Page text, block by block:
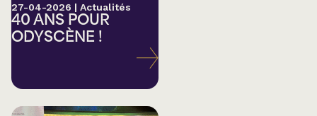
27-04-2026 | Actualités
40 ANS POUR
ODYSCÈNE !